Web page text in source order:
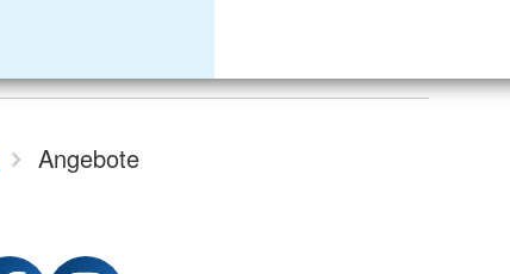
Angebote